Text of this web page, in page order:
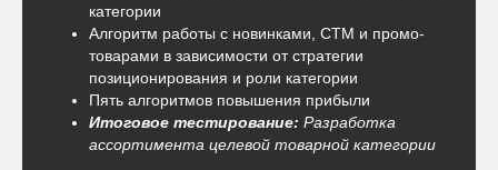
категории
Алгоритм работы с новинками, СТМ и промо-
товарами в зависимости от стратегии
позиционирования и роли категории
Пять алгоритмов повышения прибыли
Итоговое тестирование: Разработка
ассортимента целевой товарной категории